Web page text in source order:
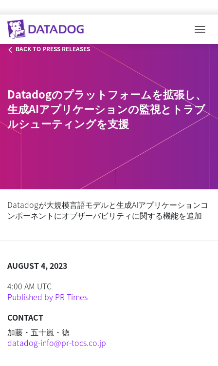
BACK TO PRESS RELEASES
Datadogのプラットフォームを拡張し、
生成AIアプリケーションの監視とトラブ
ルシューティングを支援
Datadogが大規模言語モデルと生成AIアプリケーションコ
ンポーネントにオブザーバビリティに関する機能を追加
AUGUST 4, 2023
4:00 AM UTC
Published by PR Times
CONTACT
加藤・五十嵐・徳
datadog-info@pr-tocs.co.jp